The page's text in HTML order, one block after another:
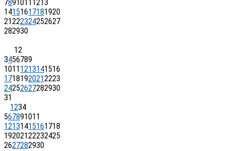
7891011 1213
14151617181920
21222324252627
282930
12
3456789
1011 1213141516
17181920212223
24252627282930
31
1234
567891011
12131415161718
19202122232425
2627282930